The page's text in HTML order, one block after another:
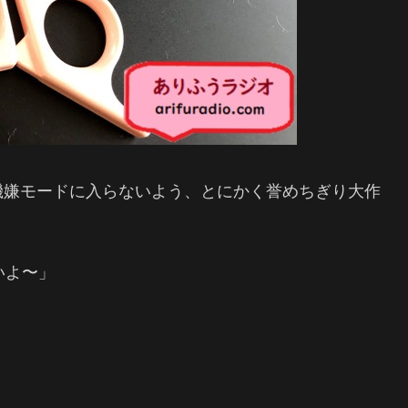
モードに入らないよう、とにかく誉めちぎり大作
〜」